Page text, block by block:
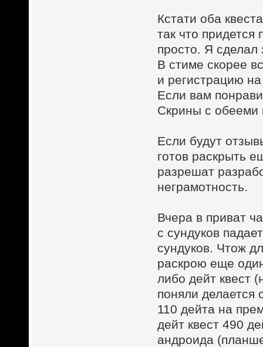
Кстати оба
так что
просто. Я сделал
В стиме скорее
и регистрацию
Если вам
Скрины с обееми
Если будут
готов раскрыть
разрешат
неграмотность.
Вчера в приват
с сундуков
сундуков. Чтож
раскрою еще
либо дейт квест
поняли делается
110 дейта на
дейт квест 490
андроида